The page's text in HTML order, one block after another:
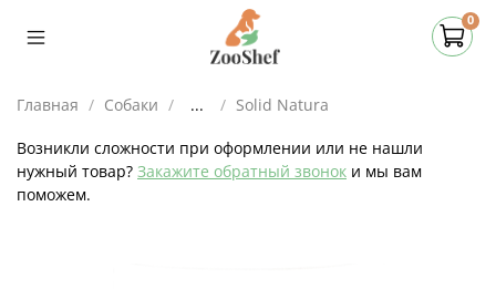
0
Главная Собаки ... Solid Natura
Возникли сложности при оформлении или не нашли
нужный товар? Закажите обратный звонок и мы вам
поможем.